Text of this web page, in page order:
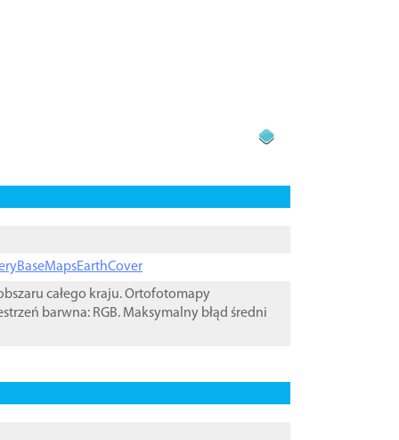
całego kraju. Ortofotomapy
barwna: RGB. Maksymalny błąd średni